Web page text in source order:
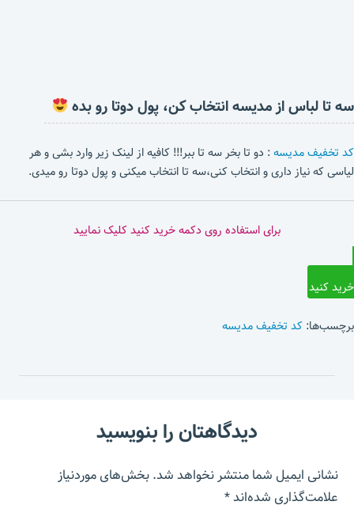
سه تا لباس از مدیسه انتخاب کن، پول دوتا رو بده
کد تخفیف مدیسه: دو تا بخر سه تا ببر!!! کافیه از لینک زیر وارد بشی و هر
لیاسی که نیاز داری و انتخاب کنی،سه تا انتخاب میکنی و پول دوتا رو میدی.
برای استفاده روی دکمه خرید کنید کلیک نمایید
خرید کنید
برچسب‌ها: کد تخفیف مدیسه
دیدگاهتان را بنویسید
نشانی ایمیل شما منتشر نخواهد شد.بخش‌های موردنیاز
علامت‌گذاری شده‌اند*